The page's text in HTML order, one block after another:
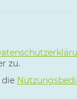
zu.
die